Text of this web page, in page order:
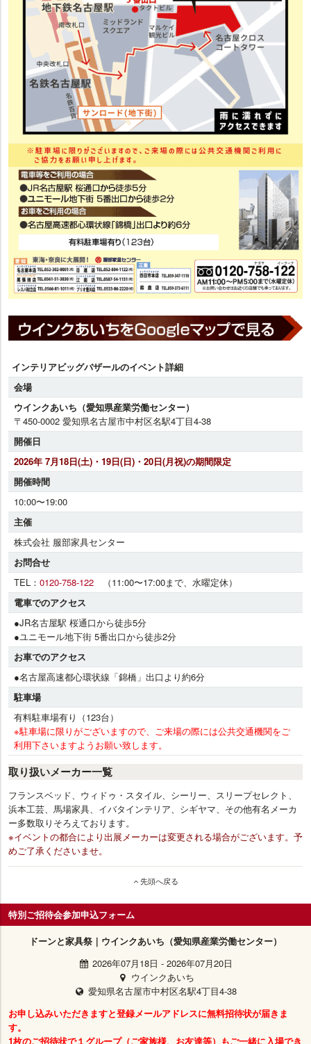
インテリアビッグバザールのイベント詳細
会場
ウインクあいち（愛知県産業労働センター）
〒450-0002 愛知県名古屋市中村区名駅4丁目4-38
開催日
2026年 7月18日(土)・19日(日)・20日(月祝)の期間限定
開催時間
10:00〜19:00
主催
株式会社 服部家具センター
お問合せ
TEL： 0120-758-122 （11:00〜17:00まで、水曜定休）
電車でのアクセス
●JR名古屋駅 桜通口から徒歩5分
●ユニモール地下街 5番出口から徒歩2分
お車でのアクセス
●名古屋高速都心環状線「錦橋」出口より約6分
駐車場
有料駐車場有り（123台）
※駐車場に限りがございますので、ご来場の際には公共交通機関をご
利用下さいますようお願い致します。
取り扱いメーカー一覧
フランスベッド、ウィドゥ・スタイル、シーリー、スリープセレクト、
浜本工芸、馬場家具、イバタインテリア、シギヤマ、その他有名メーカ
ー多数取りそろえております。
※イベントの都合により出展メーカーは変更される場合がございます。予
めご了承くださいませ。
先頭へ戻る
特別ご招待会参加申込フォーム
ドーンと家具祭｜ウインクあいち（愛知県産業労働センター）
2026年07月18日 -2026年07月20日
ウインクあいち
愛知県名古屋市中村区名駅4丁目4-38
お申し込みいただきますと登録メールアドレスに無料招待状が届きま
す。
1枚のご招待状で１グループ（ご家族様、お友達等）もご一緒に入場でき